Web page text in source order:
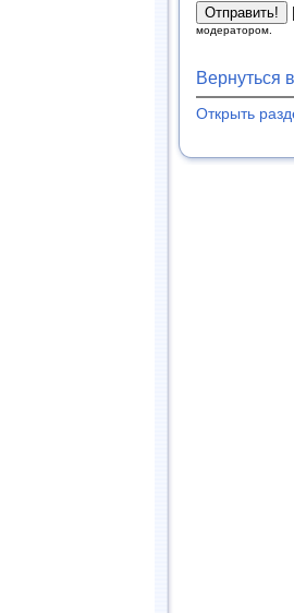
модератором.
Вернуться
Открыть